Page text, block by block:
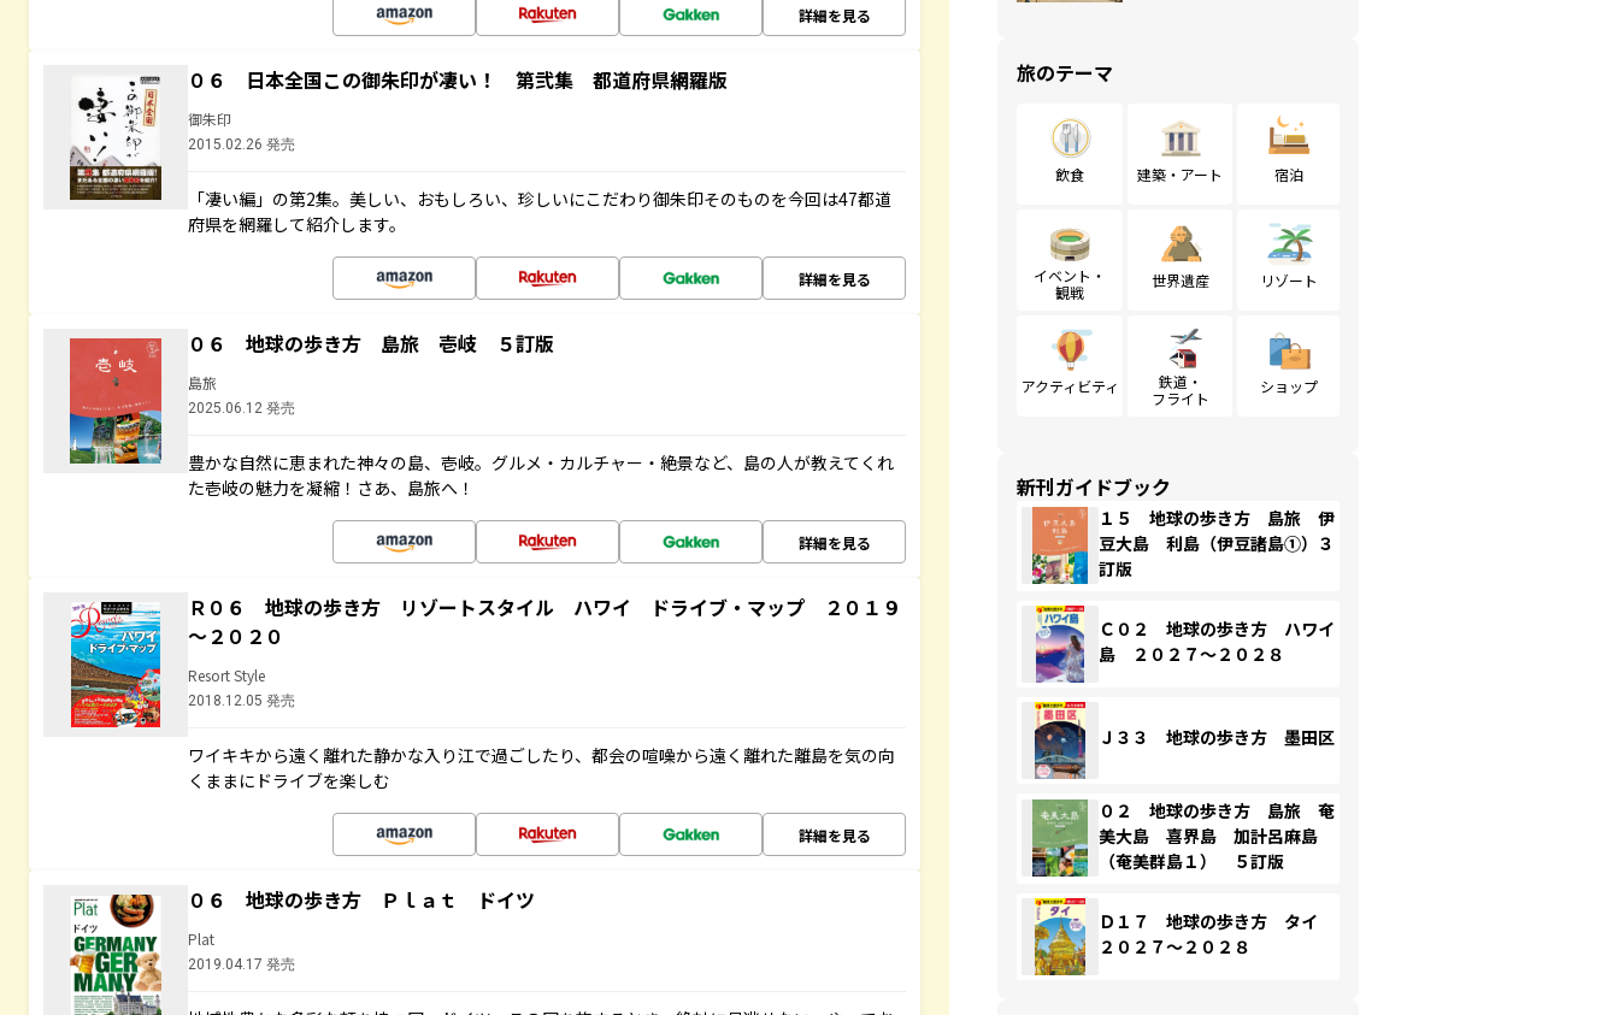
詳細を見る
０６ 日本全国この御朱印が凄い！ 第弐集 都道府県網羅版
御朱印
2015.02.26 発売
「凄い編」の第2集。美しい、おもしろい、珍しいにこだわり御朱印そのものを今回は47都道
府県を網羅して紹介します。
詳細を見る
０６ 地球の歩き方 島旅 壱岐 ５訂版
島旅
2025.06.12 発売
豊かな自然に恵まれた神々の島、壱岐。グルメ・カルチャー・絶景など、島の人が教えてくれ
た壱岐の魅力を凝縮！さあ、島旅へ！
詳細を見る
Ｒ０６ 地球の歩き方 リゾートスタイル ハワイ ドライブ・マップ ２０１９
～２０２０
Resort Style
2018.12.05 発売
ワイキキから遠く離れた静かな入り江で過ごしたり、都会の喧噪から遠く離れた離島を気の向
くままにドライブを楽しむ
詳細を見る
０６ 地球の歩き方 Ｐｌａｔ ドイツ
Plat
2019.04.17 発売
旅のテーマ
飲食 建築・アート 宿泊
イベント・
観戦
世界遺産 リゾート
アクティビティ
鉄道・
フライト
ショップ
新刊ガイドブック
１５ 地球の歩き方 島旅 伊
豆大島 利島（伊豆諸島①）３
訂版
Ｃ０２ 地球の歩き方 ハワイ
島 ２０２７～２０２８
Ｊ３３ 地球の歩き方 墨田区
０２ 地球の歩き方 島旅 奄
美大島 喜界島 加計呂麻島
（奄美群島１） ５訂版
Ｄ１７ 地球の歩き方 タイ
２０２７～２０２８